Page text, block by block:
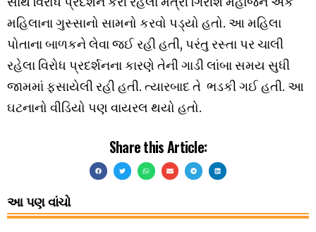
મહિલાના ગુસ્સાનો સામનો કરવો પડ્યો હતો. આ મહિલા
પોતાના બાળકને લેવા જઈ રહી હતી, પરંતુ રસ્તા પર ચાલી
રહેલા વિરોધ પ્રદર્શનના કારણે તેની ગાડી લાંબા સમય સુધી
જામમાં ફસાયેલી રહી હતી. ત્યારબાદ તે ભડકી ગઈ હતી. આ
ઘટનાનો વીડિયો પણ વાયરલ થયો હતો.
Share this Article:
આ પણ વાંચો